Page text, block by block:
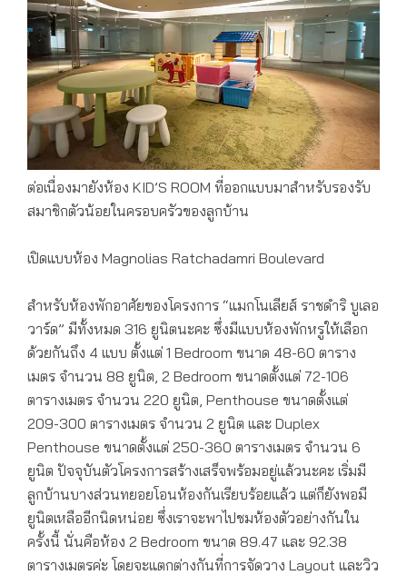
ต่อเนื่องมายังห้อง KID’S ROOM ที่ออกแบบมาสำหรับรองรับ
สมาชิกตัวน้อยในครอบครัวของลูกบ้าน
เปิดแบบห้อง Magnolias Ratchadamri Boulevard
สำหรับห้องพักอาศัยของโครงการ “แมกโนเลียส์ ราชดำริ บูเลอ
วาร์ด” มีทั้งหมด 316 ยูนิตนะคะ ซึ่งมีแบบห้องพักหรูให้เลือก
ด้วยกันถึง 4 แบบ ตั้งแต่ 1 Bedroom ขนาด 48-60 ตาราง
เมตร จำนวน 88 ยูนิต, 2 Bedroom ขนาดตั้งแต่ 72-106
ตารางเมตร จำนวน 220 ยูนิต, Penthouse ขนาดตั้งแต่
209-300 ตารางเมตร จำนวน 2 ยูนิต และ Duplex
Penthouse ขนาดตั้งแต่ 250-360 ตารางเมตร จำนวน 6
ยูนิต ปัจจุบันตัวโครงการสร้างเสร็จพร้อมอยู่แล้วนะคะ เริ่มมี
ลูกบ้านบางส่วนทยอยโอนห้องกันเรียบร้อยแล้ว แต่ก็ยังพอมี
ยูนิตเหลืออีกนิดหน่อย ซึ่งเราจะพาไปชมห้องตัวอย่างกันใน
ครั้งนี้ นั่นคือห้อง 2 Bedroom ขนาด 89.47 และ 92.38
ตารางเมตรค่ะ โดยจะแตกต่างกันที่การจัดวาง Layout และวิว